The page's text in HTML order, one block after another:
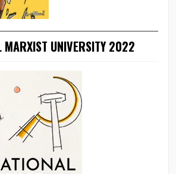
MARXIST UNIVERSITY 2022